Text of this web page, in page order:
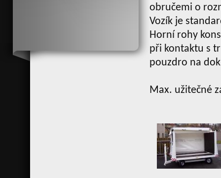
obručemi o
Vozík je
Horní rohy
při kontaktu s
pouzdro na
Max. užitečné